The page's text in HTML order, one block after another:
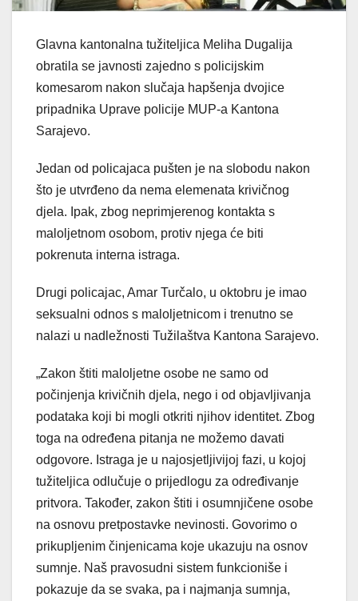
Glavna kantonalna tužiteljica Meliha Dugalija
obratila se javnosti zajedno s policijskim
komesarom nakon slučaja hapšenja dvojice
pripadnika Uprave policije MUP-a Kantona
Sarajevo.
Jedan od policajaca pušten je na slobodu nakon
što je utvrđeno da nema elemenata krivičnog
djela. Ipak, zbog neprimjerenog kontakta s
maloljetnom osobom, protiv njega će biti
pokrenuta interna istraga.
Drugi policajac, Amar Turčalo, u oktobru je imao
seksualni odnos s maloljetnicom i trenutno se
nalazi u nadležnosti Tužilaštva Kantona Sarajevo.
„Zakon štiti maloljetne osobe ne samo od
počinjenja krivičnih djela, nego i od objavljivanja
podataka koji bi mogli otkriti njihov identitet. Zbog
toga na određena pitanja ne možemo davati
odgovore. Istraga je u najosjetljivijoj fazi, u kojoj
tužiteljica odlučuje o prijedlogu za određivanje
pritvora. Također, zakon štiti i osumnjičene osobe
na osnovu pretpostavke nevinosti. Govorimo o
prikupljenim činjenicama koje ukazuju na osnov
sumnje. Naš pravosudni sistem funkcioniše i
pokazuje da se svaka, pa i najmanja sumnja,